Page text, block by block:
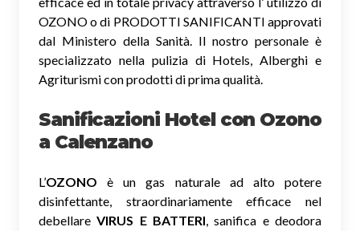
OZONO o di PRODOTTI SANIFICANTI approvati
dal Ministero della Sanità. Il nostro personale è
specializzato nella pulizia di Hotels, Alberghi e
Agriturismi con prodotti di prima qualità.
Sanificazioni Hotel con Ozono
a Calenzano
L’OZONO è un gas naturale ad alto potere
disinfettante, straordinariamente efficace nel
debellareVIRUS E BATTERI, sanifica e deodora